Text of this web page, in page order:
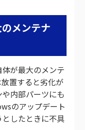
メンテナ
が最大のメンテ
置すると劣化が
内部パーツにも
のアップデート
したときに不具